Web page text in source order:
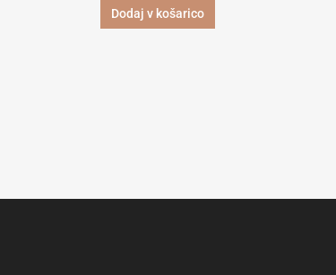
Dodaj v košarico